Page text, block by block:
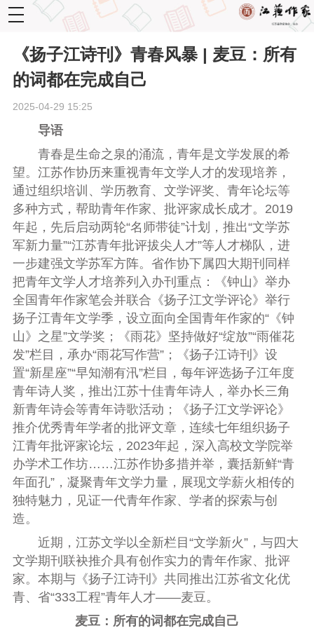
toggle
navigation
《扬子江诗刊》青春风暴 | 麦豆：所有
的词都在完成自己
2025-04-29 15:25
导语
青春是生命之泉的涌流，青年是文学发展的希
望。江苏作协历来重视青年文学人才的发现培养，
通过组织培训、学历教育、文学评奖、青年论坛等
多种方式，帮助青年作家、批评家成长成才。2019
年起，先后启动两轮“名师带徒”计划，推出“文学苏
军新力量”“江苏青年批评拔尖人才”等人才梯队，进
一步建强文学苏军方阵。省作协下属四大期刊同样
把青年文学人才培养列入办刊重点：《钟山》举办
全国青年作家笔会并联合《扬子江文学评论》举行
扬子江青年文学季，设立面向全国青年作家的“《钟
山》之星”文学奖；《雨花》坚持做好“绽放”“雨催花
发”栏目，承办“雨花写作营”；《扬子江诗刊》设
置“新星座”“早知潮有汛”栏目，每年评选扬子江年度
青年诗人奖，推出江苏十佳青年诗人，举办长三角
新青年诗会等青年诗歌活动；《扬子江文学评论》
推介优秀青年学者的批评文章，连续七年组织扬子
江青年批评家论坛，2023年起，深入高校文学院举
办学术工作坊……江苏作协多措并举，囊括新鲜“青
年面孔”，凝聚青年文学力量，展现文学薪火相传的
独特魅力，见证一代青年作家、学者的探索与创
造。
近期，江苏文学以全新栏目“文学新火”，与四大
文学期刊联袂推介具有创作实力的青年作家、批评
家。本期与《扬子江诗刊》共同推出江苏省文化优
青、省“333工程”青年人才——麦豆。
麦豆：所有的词都在完成自己